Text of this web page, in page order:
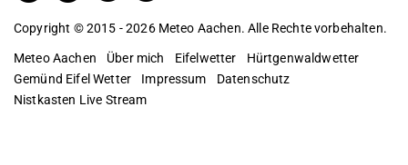
Copyright © 2015 - 2026 Meteo Aachen. Alle Rechte vorbehalten.
Meteo Aachen Über mich Eifelwetter
Hürtgenwaldwetter
Gemünd Eifel Wetter
Impressum
Datenschutz
Nistkasten Live Stream